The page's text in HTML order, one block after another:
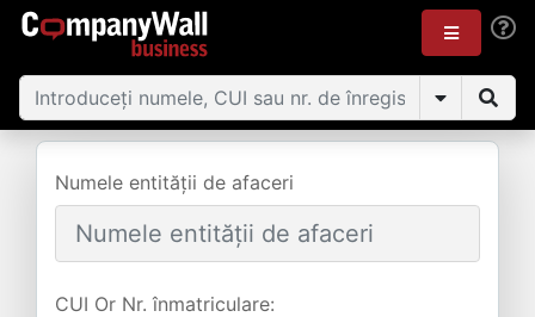
Numele entității de afaceri
CUI Or Nr. înmatriculare: